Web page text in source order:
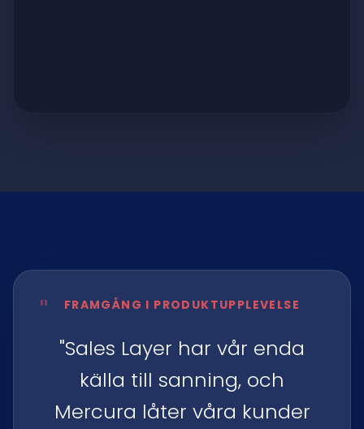
" FRAMGÅNG I PRODUKTUPPLEVELSE
"Sales Layer har vår enda
källa till sanning, och
Mercura låter våra kunder